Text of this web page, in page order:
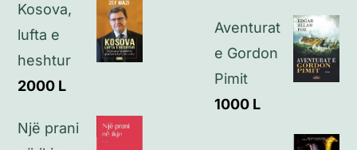
Kosova,
lufta e
heshtur
2000 L
Një prani
Aventurat
e Gordon
Pimit
1000 L